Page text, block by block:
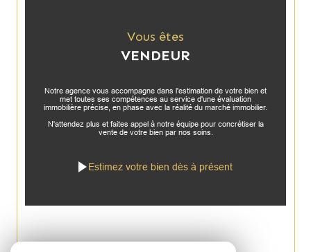
Vous êtes
VENDEUR
Notre agence vous accompagne dans l'estimation de votre bien et
met toutes ses compétences au service d'une évaluation
immobilière précise, en phase avec la réalité du marché immobilier.
N'attendez plus et faites appel à notre équipe pour concrétiser la
vente de votre bien par nos soins.
Estimez votre bien dès à présent